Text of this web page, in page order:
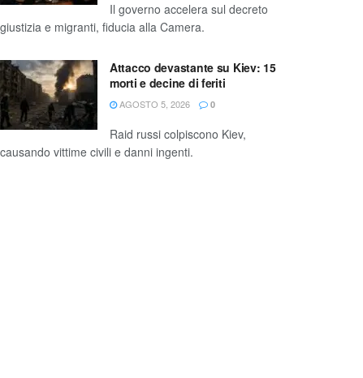
Il governo accelera sul decreto
giustizia e migranti, fiducia alla Camera.
Attacco devastante su Kiev: 15
morti e decine di feriti
AGOSTO 5, 2026 0
Raid russi colpiscono Kiev,
causando vittime civili e danni ingenti.